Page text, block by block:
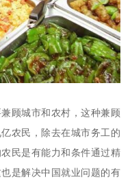
顾城市和农村，这种兼顾
农民，除去在城市务工的
民是有能力和条件通过精
是解决中国就业问题的有